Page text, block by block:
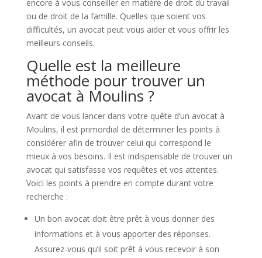
encore à vous conseiller en matière de droit du travail
ou de droit de la famille. Quelles que soient vos
difficultés, un avocat peut vous aider et vous offrir les
meilleurs conseils.
Quelle est la meilleure
méthode pour trouver un
avocat à Moulins ?
Avant de vous lancer dans votre quête d’un avocat à
Moulins, il est primordial de déterminer les points à
considérer afin de trouver celui qui correspond le
mieux à vos besoins. Il est indispensable de trouver un
avocat qui satisfasse vos requêtes et vos attentes.
Voici les points à prendre en compte durant votre
recherche :
Un bon avocat doit être prêt à vous donner des
informations et à vous apporter des réponses.
Assurez-vous qu’il soit prêt à vous recevoir à son